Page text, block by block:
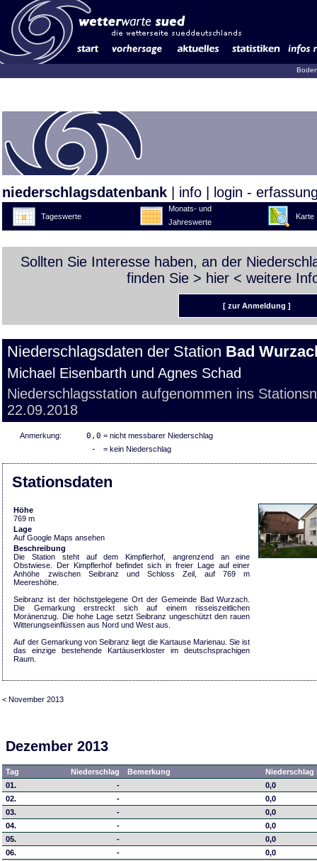
niederschlagsdatenbank info login -
Tageswerte
Monats- und
Jahreswerte
Karte
Sollten Sie Interesse haben, an der
finden Sie > hier < weitere
[ zur Anmeldung ]
Niederschlagsdaten der Station Bad
Michael Eisenbarth und Agnes Schad
Niederschlagsstation aufgenommen ins
22.09.2018
Anmerkung: 0,0 = nicht messbarer Niederschlag
- = kein Niederschlag
Stationsdaten
Höhe
769 m
Lage
Auf Google Maps ansehen
Beschreibung
Die Station steht auf dem Kimpflerhof, angrenzend an eine
Obstwiese. Der Kimpflerhof befindet sich in freier Lage auf einer
Anhöhe zwischen Seibranz und Schloss Zeil, auf 769 m
Meereshöhe.
Seibranz ist der höchstgelegene Ort der Gemeinde Bad Wurzach.
Die Gemarkung erstreckt sich auf einem risseiszeitlichen
Moränenzug. Die hohe Lage setzt Seibranz ungeschützt den rauen
Witterungseinflüssen aus Nord und West aus.
Auf der Gemarkung von Seibranz liegt die Kartause Marienau. Sie ist
das einzige bestehende Kartäuserkloster im deutschsprachigen
Raum.
< November 2013
Dezember 2013
Tag Niederschlag Bemerkung
01.
-
0,0
02.
-
0,0
03.
-
0,0
04.
-
0,0
05.
-
0,0
06.
-
0,0